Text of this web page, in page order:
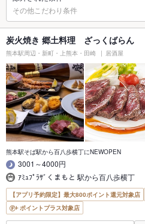
その他こだわり条件
炭火焼き 郷土料理 ざっくばらん
熊本駅周辺・新町・上熊本・田崎 居酒屋
熊本駅そば駅から百八歩横丁にNEWOPEN
3001～4000円
ｱﾐｭﾌﾟﾗｻﾞくまもと 駅から百八歩横丁
【アプリ予約限定】最大800ポイント還元対象店
ポイントプラス対象店